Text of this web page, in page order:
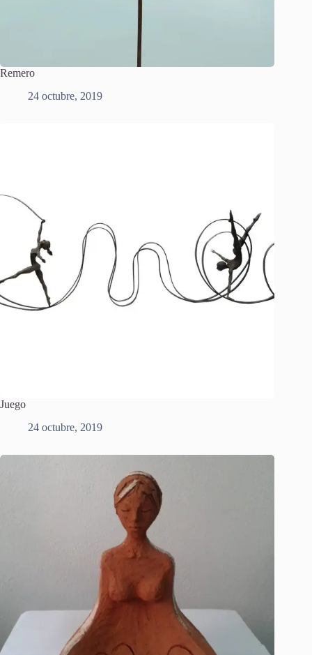
Remero
24 octubre, 2019
Juego
24 octubre, 2019